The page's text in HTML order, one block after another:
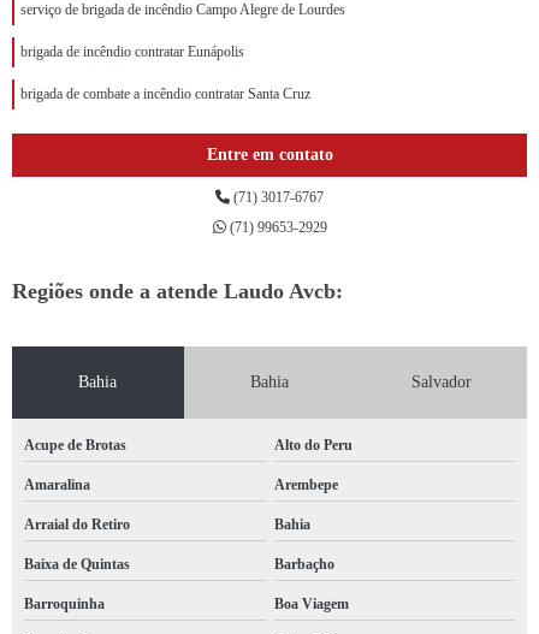
serviço de brigada de incêndio Campo Alegre de Lourdes
brigada de incêndio contratar Eunápolis
brigada de combate a incêndio contratar Santa Cruz
Entre em contato
(71) 3017-6767
(71) 99653-2929
Regiões onde a atende Laudo Avcb:
Bahia Bahia Salvador
Acupe de Brotas Alto do Peru
Amaralina Arembepe
Arraial do Retiro Bahia
Baixa de Quintas Barbaçho
Barroquinha Boa Viagem